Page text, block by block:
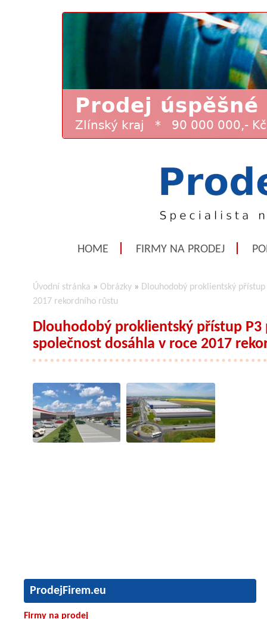
HOME FIRMY NA PRODEJ
Úvodní stránka » Obrázky » Dlouhodobý proklientský
2017 rekordního růstu
Dlouhodobý proklientský přístup P3
společnost dosáhla v roce 2017
ProdejFirem.eu
Firmy na prodej